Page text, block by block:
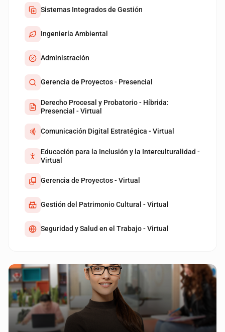
Sistemas Integrados de Gestión
Ingeniería Ambiental
Administración
Gerencia de Proyectos - Presencial
Derecho Procesal y Probatorio - Híbrida:
Presencial - Virtual
Comunicación Digital Estratégica - Virtual
Educación para la Inclusión y la Interculturalidad -
Virtual
Gerencia de Proyectos - Virtual
Gestión del Patrimonio Cultural - Virtual
Seguridad y Salud en el Trabajo - Virtual